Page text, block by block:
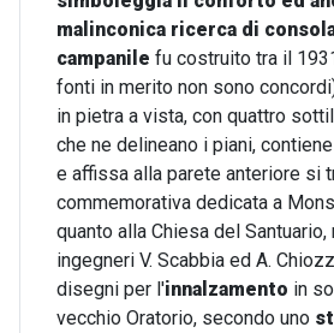
malinconica ricerca di
campanile fu costruito tra il
fonti in merito non sono
in pietra a vista, con quattro
che ne delineano i piani,
e affissa alla parete anteriore si
commemorativa dedicata a
quanto alla Chiesa del
ingegneri V. Scabbia ed A.
disegni per l'innalzamento in
vecchio Oratorio, secondo uno